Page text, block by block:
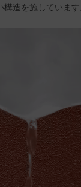
造を施しています